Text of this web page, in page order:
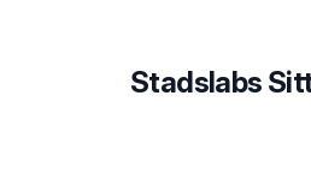
Stadslabs